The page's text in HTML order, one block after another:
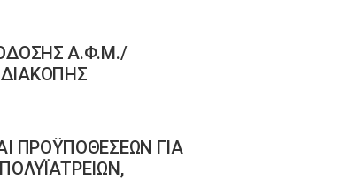
Α.Φ.Μ./
ΠΡΟΫΠΟΘΕΣΕΩΝ ΓΙΑ